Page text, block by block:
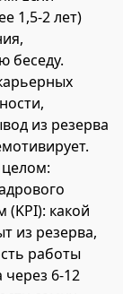
1,5-2 лет)
беседу.
из резерва
(KPI): какой
из резерва,
работы
через 6-12